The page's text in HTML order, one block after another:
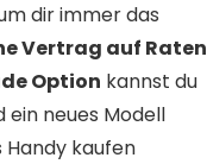
dir immer das
Vertrag auf Raten
Option kannst du
ein neues Modell
Handy kaufen